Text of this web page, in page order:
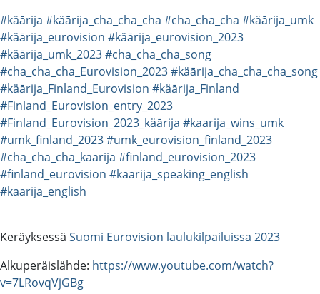
#käārija #käārija_cha_cha_cha #cha_cha_cha #käārija_umk
#käārija_eurovision #käārija_eurovision_2023
#käārija_umk_2023#cha_cha_cha_song
#cha_cha_cha_Eurovision_2023#käārija_cha_cha_cha_song
#käārija_Finland_Eurovision #käārija_Finland
#Finland_Eurovision_entry_2023
#Finland_Eurovision_2023_käārija #kaarija_wins_umk
#umk_finland_2023#umk_eurovision_finland_2023
#cha_cha_cha_kaarija #finland_eurovision_2023
#finland_eurovision #kaarija_speaking_english
#kaarija_english
Keräyksessä Suomi Eurovision laulukilpailuissa 2023
Alkuperäislähde: https://www.youtube.com/watch?
v=7LRovqVjGBg